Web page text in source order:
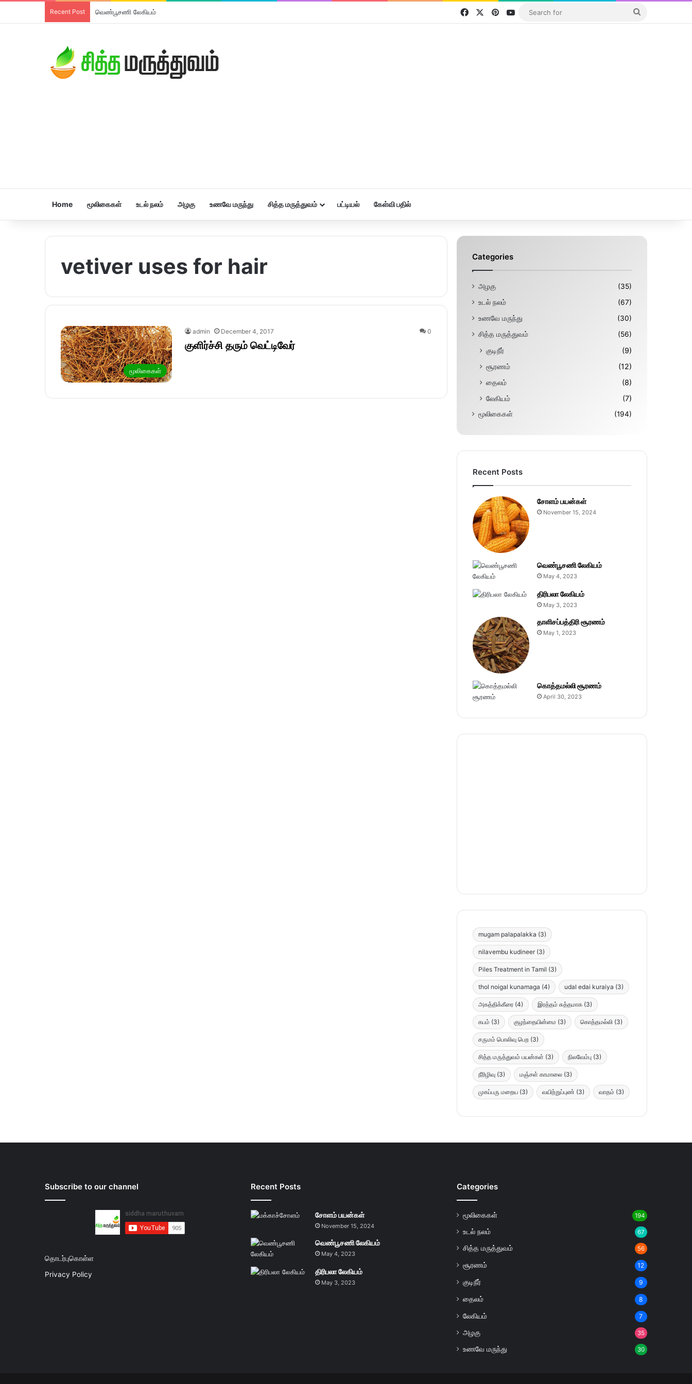
Recent Post வெண்பூசணி லேகியம் FacebookPinterestYouTube
Home மூலிகைகள் உடல் நலம் அழகு உணவே மருந்து சித்த மருத்துவம் பட்டியல் கேள்வி பதில்
vetiver uses for hair
மூலிகைகள்
admin December 4, 2017 0
குளிர்ச்சி தரும் வெட்டிவேர்
Categories
அழகு
(35)
உடல் நலம்
(67)
உணவே மருந்து
(30)
சித்த மருத்துவம்
(56)
குடிநீர்
(9)
சூரணம்
(12)
தைலம்
(8)
லேகியம்
(7)
மூலிகைகள் (194)
Recent Posts
சோளம் பயன்கள்
November 15, 2024
வெண்பூசணி லேகியம்
May 4, 2023
திரிபலா லேகியம்
May 3, 2023
தாளிசப்பத்திரி சூரணம்
May 1, 2023
கொத்தமல்லி சூரணம்
April 30, 2023
mugam palapalakka (3)
nilavembu kudineer (3)
Piles Treatment in Tamil (3)
thol noigal kunamaga (4) udal edai kuraiya (3)
அகத்திக்கீரை (4) இரத்தம் சுத்தமாக (3)
கபம் (3) குழந்தையின்மை (3) கொத்தமல்லி (3)
சருமம் பொலிவு பெற (3)
சித்த மருத்துவம் பயன்கள் (3) நிலவேம்பு (3)
நீரிழிவு (3) மஞ்சள் காமாலை (3)
முகப்பரு மறைய (3) வயிற்றுப்புண் (3) வாதம் (3)
Subscribe to our channel
தொடர்புகொள்ள
Privacy Policy
Recent Posts
சோளம் பயன்கள்
November 15, 2024
வெண்பூசணி லேகியம்
May 4, 2023
திரிபலா லேகியம்
May 3, 2023
Categories
மூலிகைகள் 194
உடல் நலம் 67
சித்த மருத்துவம் 56
சூரணம் 12
குடிநீர் 9
தைலம் 8
லேகியம் 7
அழகு 35
உணவே மருந்து 30